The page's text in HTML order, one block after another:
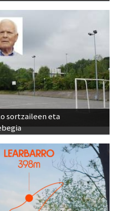
sortzaileen eta